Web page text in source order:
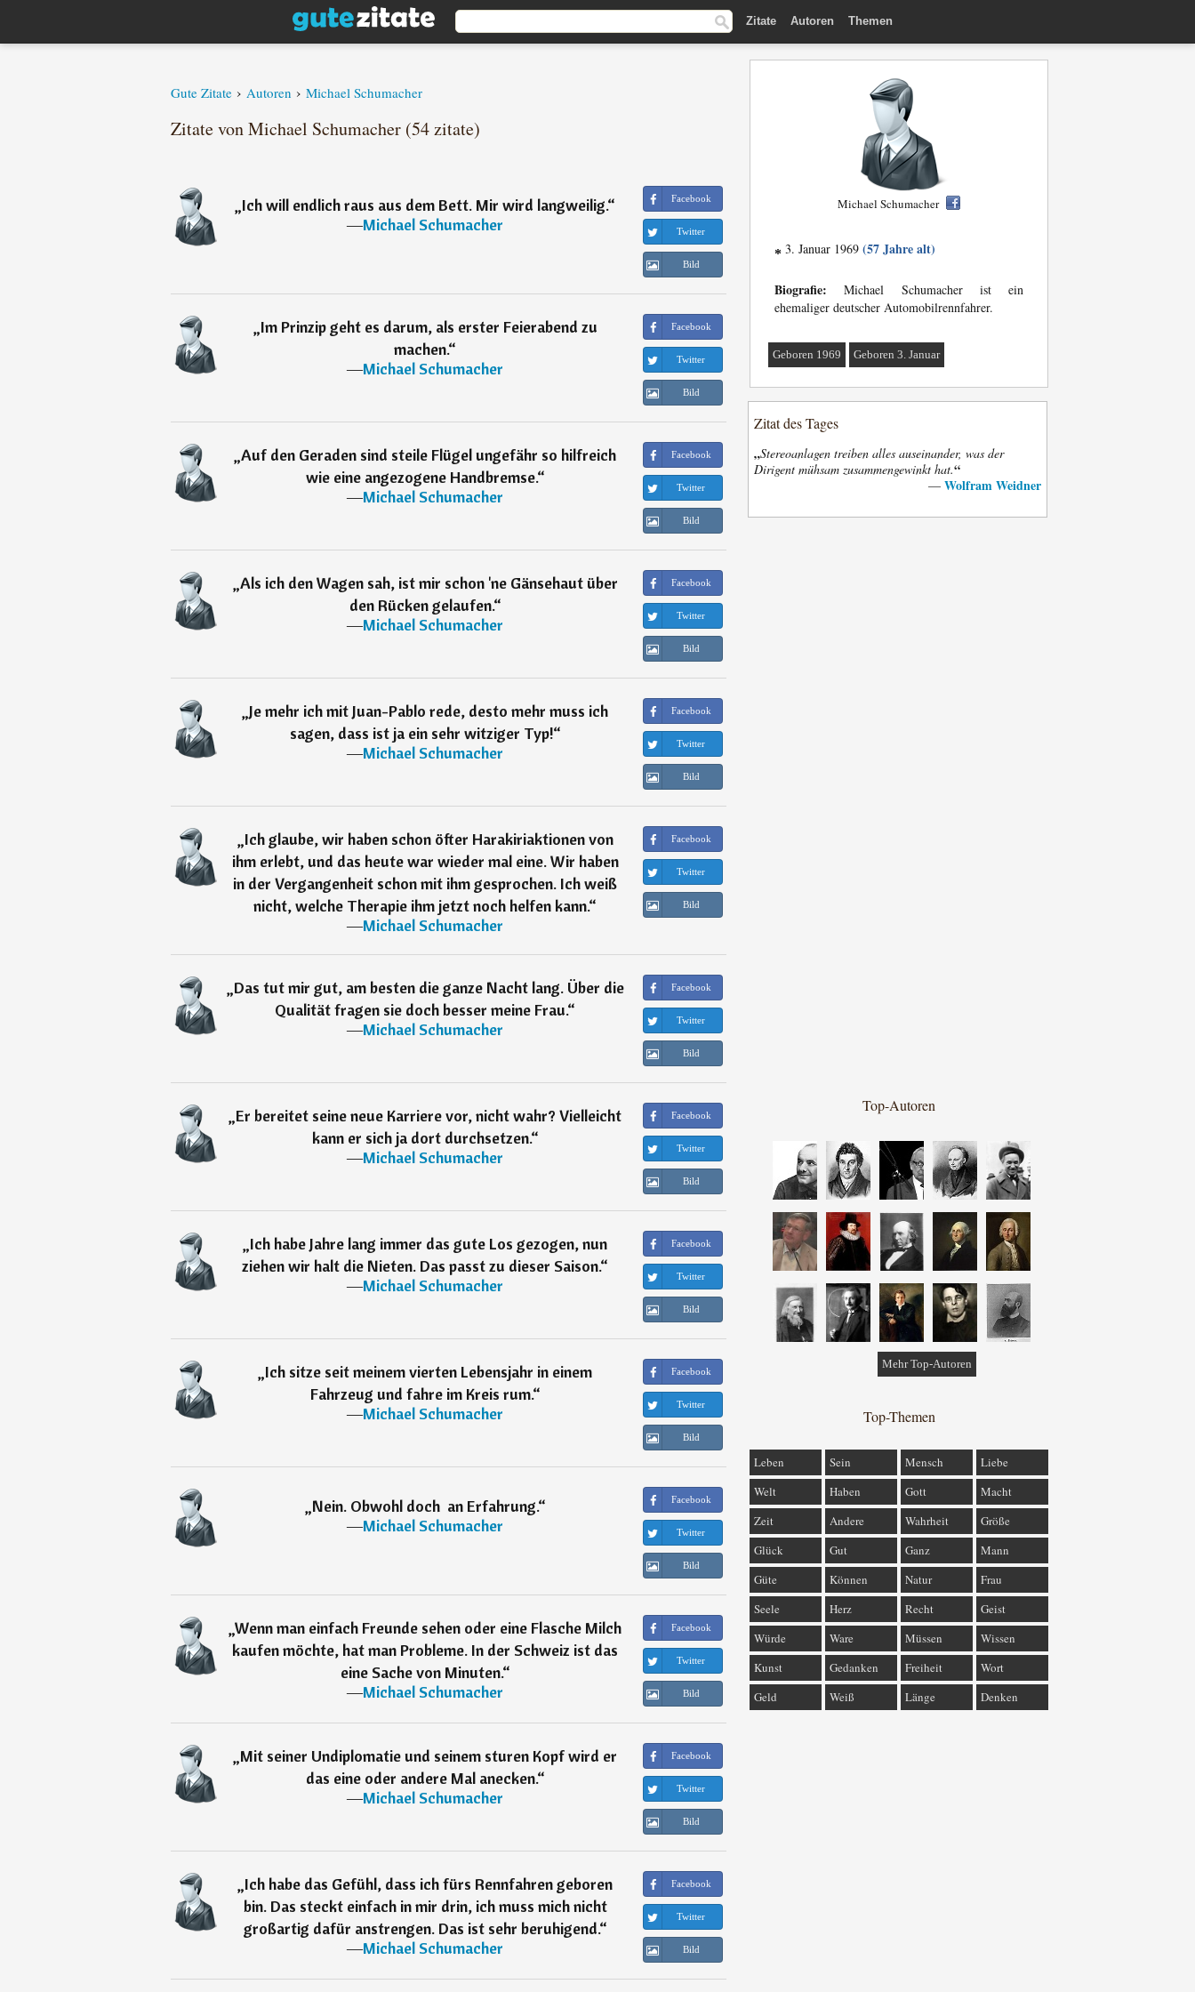
Zitate Autoren Themen
Gute Zitate › Autoren › Michael Schumacher
Zitate von Michael Schumacher (54 zitate)
„Ich will endlich raus aus dem Bett. Mir wird langweilig.“
―Michael Schumacher
Facebook
Twitter
Bild
„Im Prinzip geht es darum, als erster Feierabend zu
machen.“
―Michael Schumacher
Facebook
Twitter
Bild
„Auf den Geraden sind steile Flügel ungefähr so hilfreich
wie eine angezogene Handbremse.“
―Michael Schumacher
Facebook
Twitter
Bild
„Als ich den Wagen sah, ist mir schon 'ne Gänsehaut über
den Rücken gelaufen.“
―Michael Schumacher
Facebook
Twitter
Bild
„Je mehr ich mit Juan-Pablo rede, desto mehr muss ich
sagen, dass ist ja ein sehr witziger Typ!“
―Michael Schumacher
Facebook
Twitter
Bild
„Ich glaube, wir haben schon öfter Harakiriaktionen von
ihm erlebt, und das heute war wieder mal eine. Wir haben
in der Vergangenheit schon mit ihm gesprochen. Ich weiß
nicht, welche Therapie ihm jetzt noch helfen kann.“
―Michael Schumacher
Facebook
Twitter
Bild
„Das tut mir gut, am besten die ganze Nacht lang. Über die
Qualität fragen sie doch besser meine Frau.“
―Michael Schumacher
Facebook
Twitter
Bild
„Er bereitet seine neue Karriere vor, nicht wahr? Vielleicht
kann er sich ja dort durchsetzen.“
―Michael Schumacher
Facebook
Twitter
Bild
„Ich habe Jahre lang immer das gute Los gezogen, nun
ziehen wir halt die Nieten. Das passt zu dieser Saison.“
―Michael Schumacher
Facebook
Twitter
Bild
„Ich sitze seit meinem vierten Lebensjahr in einem
Fahrzeug und fahre im Kreis rum.“
―Michael Schumacher
Facebook
Twitter
Bild
„Nein. Obwohl doch  an Erfahrung.“
―Michael Schumacher
Facebook
Twitter
Bild
„Wenn man einfach Freunde sehen oder eine Flasche Milch
kaufen möchte, hat man Probleme. In der Schweiz ist das
eine Sache von Minuten.“
―Michael Schumacher
Facebook
Twitter
Bild
„Mit seiner Undiplomatie und seinem sturen Kopf wird er
das eine oder andere Mal anecken.“
―Michael Schumacher
Facebook
Twitter
Bild
„Ich habe das Gefühl, dass ich fürs Rennfahren geboren
bin. Das steckt einfach in mir drin, ich muss mich nicht
großartig dafür anstrengen. Das ist sehr beruhigend.“
―Michael Schumacher
Facebook
Twitter
Bild
Michael Schumacher
* 3. Januar 1969 (57 Jahre alt)
Biografie: Michael Schumacher ist ein
ehemaliger deutscher Automobilrennfahrer.
Geboren 1969 Geboren 3. Januar
Zitat des Tages
„Stereoanlagen treiben alles auseinander, was der
Dirigent mühsam zusammengewinkt hat.“
— Wolfram Weidner
Top-Autoren
Mehr Top-Autoren
Top-Themen
Leben Sein Mensch
Liebe
Welt
Haben Gott
Macht
Zeit
Andere Wahrheit
Größe
Glück
Gut Ganz
Mann
Güte
Können Natur
Frau
Seele
Herz Recht
Geist
Würde
Ware Müssen
Wissen
Kunst
Gedanken Freiheit
Wort
Geld
Weiß Länge Denken